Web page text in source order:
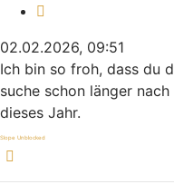
02.02.2026, 09:51
Ich bin so froh, dass du
suche schon länger
dieses Jahr.
Slope Unblocked